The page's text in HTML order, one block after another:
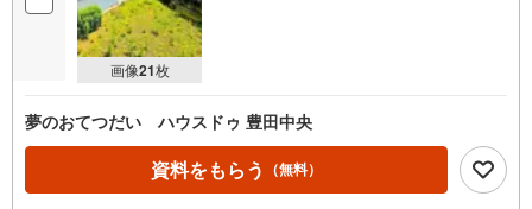
画像21枚
夢のおてつだい ハウスドゥ 豊田中央
資料をもらう （無料）